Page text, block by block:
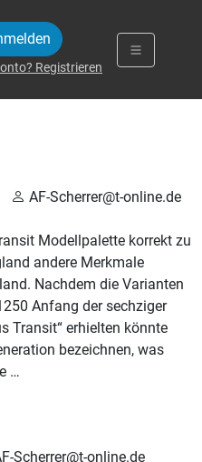
Registrieren
AF-Scherrer@t-online.de
Modellpalette korrekt zu
andere Merkmale
Nachdem die Varianten
Anfang der sechziger
Transit“ erhielten könnte
bezeichnen, was
…
Scherrer@t-online.de